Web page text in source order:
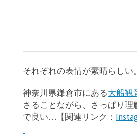
それぞれの表情が素晴らし
神奈川県鎌倉市にある大船観
さることながら、さっぱり
で良い…【関連リンク：